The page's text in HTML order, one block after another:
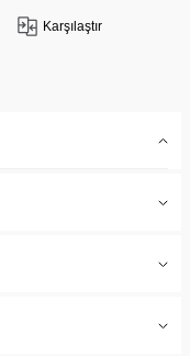
Karşılaştır